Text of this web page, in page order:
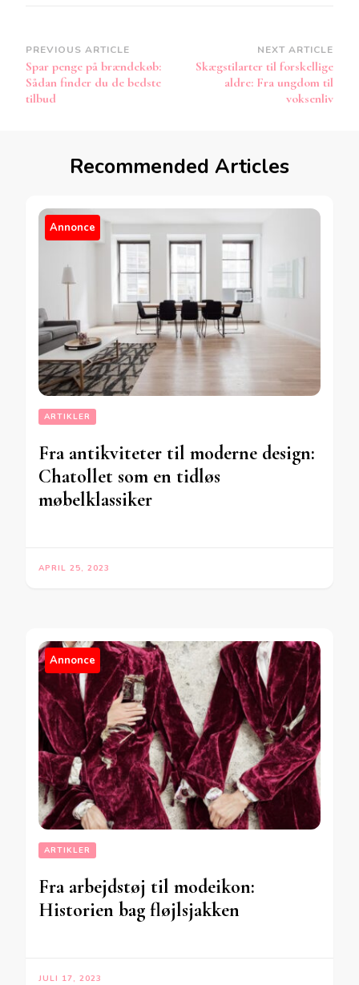
Post
Navigation
PREVIOUS ARTICLE
Spar penge på brændekøb:
Sådan finder du de bedste
tilbud
NEXT ARTICLE
Skægstilarter til forskellige
aldre: Fra ungdom til
voksenliv
Recommended Articles
Annonce
ARTIKLER
Fra antikviteter til moderne design:
Chatollet som en tidløs
møbelklassiker
APRIL 25, 2023
Annonce
ARTIKLER
Fra arbejdstøj til modeikon:
Historien bag fløjlsjakken
JULI 17, 2023